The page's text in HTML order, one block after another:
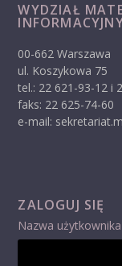
WYDZIAŁ
00-662 Warszawa
ul. Koszykowa 75
tel.: 22 621-93-12 i
faks: 22 625-74-60
e-mail:
ZALOGUJ SIĘ
Nazwa